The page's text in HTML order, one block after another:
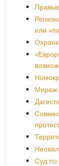
или
Мираж
Суд по